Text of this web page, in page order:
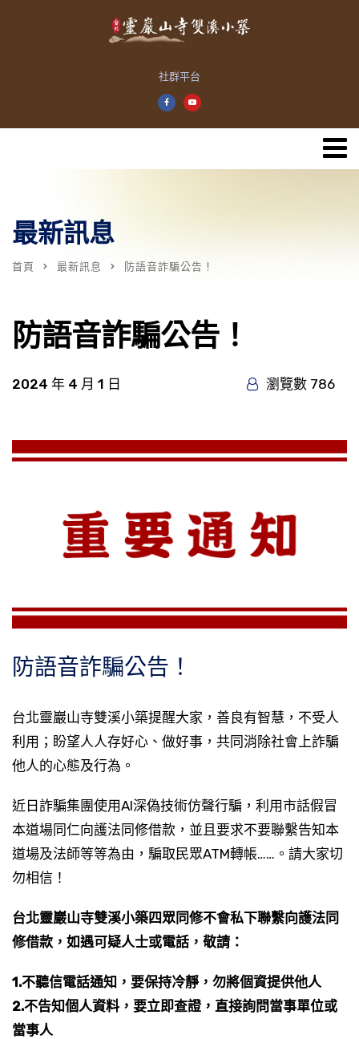
社群平台
最新訊息
首頁 最新訊息 防語音詐騙公告！
防語音詐騙公告！
2024 年 4 月 1 日 瀏覽數 786
防語音詐騙公告！
台北靈巖山寺雙溪小築提醒大家，善良有智慧，不受人
利用；盼望人人存好心、做好事，共同消除社會上詐騙
他人的心態及行為。
近日詐騙集團使用AI深偽技術仿聲行騙，利用市話假冒
本道場同仁向護法同修借款，並且要求不要聯繫告知本
道場及法師等等為由，騙取民眾ATM轉帳……。請大家切
勿相信！
台北靈巖山寺雙溪小築四眾同修不會私下聯繫向護法同
修借款，如遇可疑人士或電話，敬請：
1.不聽信電話通知，要保持冷靜，勿將個資提供他人
2.不告知個人資料，要立即查證，直接詢問當事單位或
當事人